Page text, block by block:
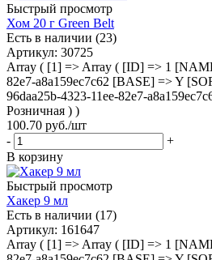
Быстрый просмотр
Хом 20 г Green Belt
Есть в наличии (23)
Артикул: 30725
Array ( [1] => Array ( [ID] => 1
82e7-a8a159ec7c62 [BASE] => Y
96daa25b-4323-11ee-82e7-
Розничная ) )
100.70 руб./шт
-
+
В корзину
Быстрый просмотр
Хакер 9 мл
Есть в наличии (17)
Артикул: 161647
Array ( [1] => Array ( [ID] => 1